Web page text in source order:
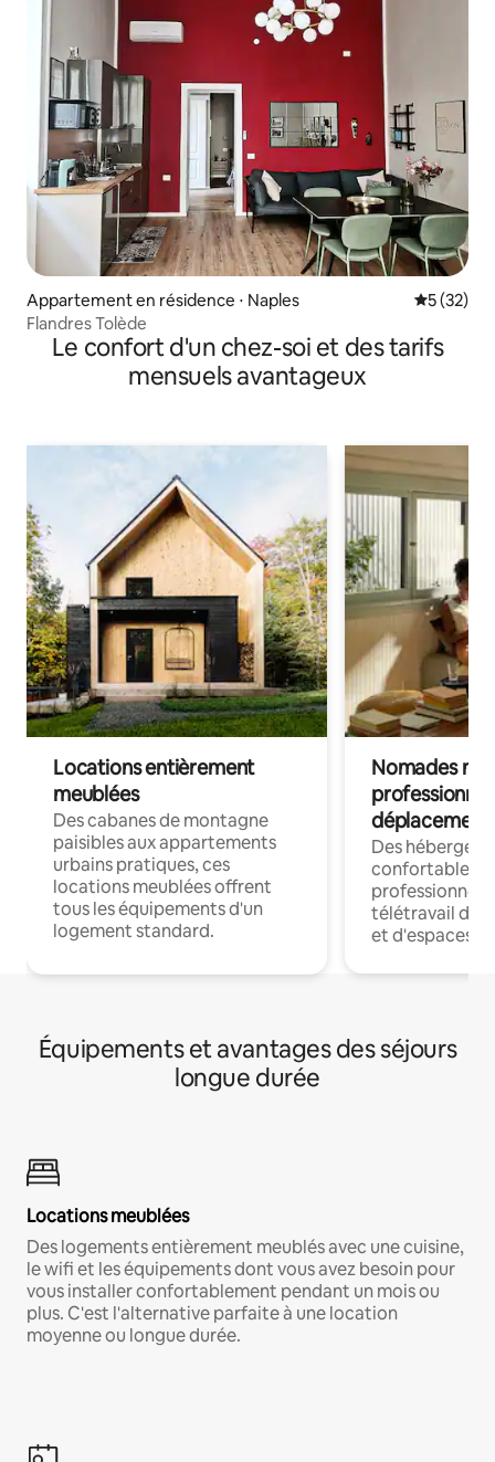
Appartement en résidence ⋅ Naples
5 (32)
Flandres Tolède
Le confort d'un chez-soi et des tarifs
mensuels avantageux
Locations entièrement
meublées
Des cabanes de montagne
paisibles aux appartements
urbains pratiques, ces
locations meublées offrent
tous les équipements d'un
logement standard.
Nomades
déplacement
Des
confortables
professionnels
télétravail
et d'espaces
Équipements et avantages des séjours
longue durée
Locations meublées
Des logements entièrement meublés avec une cuisine,
le wifi et les équipements dont vous avez besoin pour
vous installer confortablement pendant un mois ou
plus. C'est l'alternative parfaite à une location
moyenne ou longue durée.